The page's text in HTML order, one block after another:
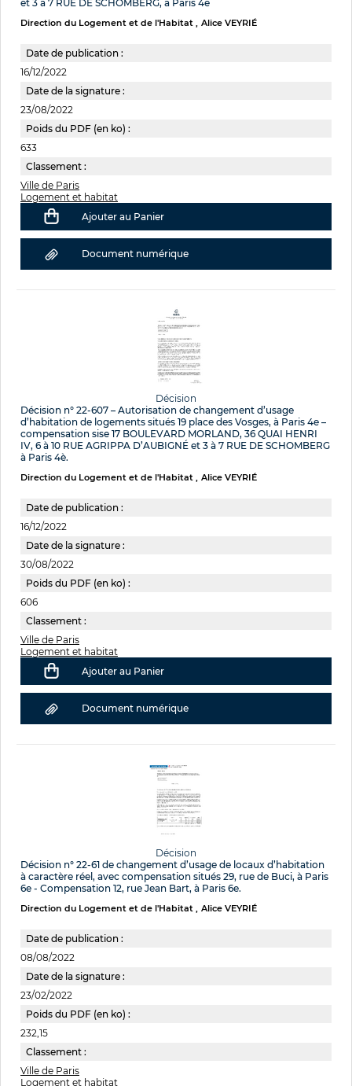
et 3 à 7 RUE DE SCHOMBERG, à Paris 4e
Direction du Logement et de l'Habitat Alice VEYRIÉ
Date de publication :
16/12/2022
Date de la signature :
23/08/2022
Poids du PDF (en ko) :
633
Classement :
Ville de Paris
Logement et habitat
Ajouter au Panier
Document numérique
Décision
Décision n° 22-607 – Autorisation de changement d’usage
d’habitation de logements situés 19 place des Vosges, à Paris 4e –
compensation sise 17 BOULEVARD MORLAND, 36 QUAI HENRI
IV, 6 à 10 RUE AGRIPPA D’AUBIGNÉ et 3 à 7 RUE DE SCHOMBERG
à Paris 4è.
Direction du Logement et de l'Habitat Alice VEYRIÉ
Date de publication :
16/12/2022
Date de la signature :
30/08/2022
Poids du PDF (en ko) :
606
Classement :
Ville de Paris
Logement et habitat
Ajouter au Panier
Document numérique
Décision
Décision n° 22-61 de changement d’usage de locaux d’habitation
à caractère réel, avec compensation situés 29, rue de Buci, à Paris
6e - Compensation 12, rue Jean Bart, à Paris 6e.
Direction du Logement et de l'Habitat Alice VEYRIÉ
Date de publication :
08/08/2022
Date de la signature :
23/02/2022
Poids du PDF (en ko) :
232,15
Classement :
Ville de Paris
Logement et habitat